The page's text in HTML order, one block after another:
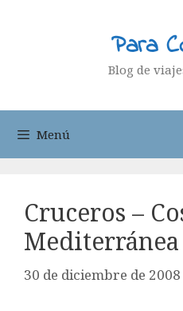
Para
Blog de
Menú
Cruceros –
Mediterránea
30 de diciembre de 2008